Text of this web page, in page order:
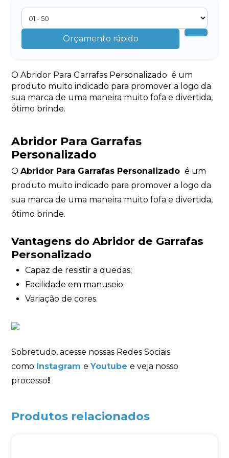
Orçamento rápido
O Abridor Para Garrafas Personalizado é um
produto muito indicado para promover a logo da
sua marca de uma maneira muito fofa e divertida,
ótimo brinde.
Abridor Para Garrafas
Personalizado
OAbridor Para Garrafas Personalizado é um
produto muito indicado para promover a logo da
sua marca de uma maneira muito fofa e divertida,
ótimo brinde.
Vantagens do Abridor de Garrafas
Personalizado
Capaz de resistir a quedas;
Facilidade em manuseio;
Variação de cores.
Sobretudo, acesse nossas Redes Sociais
como Instagram eYoutube e veja nosso
processo!
Produtos relacionados